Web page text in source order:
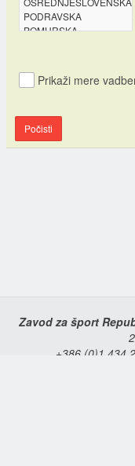
Prikaži mere
Počisti
Zavod za šport
+386 (0)1 434